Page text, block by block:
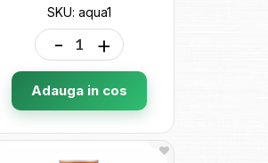
SKU: aqua1
- +
Adauga in cos